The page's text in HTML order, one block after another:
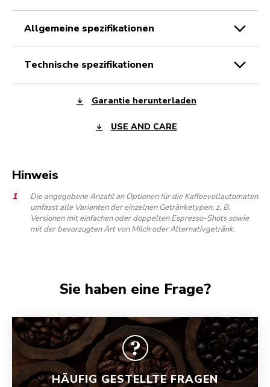
allgemeine spezifikationen
technische spezifikationen
Garantie herunterladen
USE AND CARE
Hinweis
Die angegebene Anzahl an Optionen für die Kaffeevollautomaten
umfasst alle Varianten der einzelnen Getränketypen, z. B.
Versionen mit einfachen oder doppelten Espresso-Shots sowie
mit der bevorzugten Art von Milch oder Alternativgetränk.
Sie haben eine Frage?
HÄUFIG GESTELLTE FRAGEN